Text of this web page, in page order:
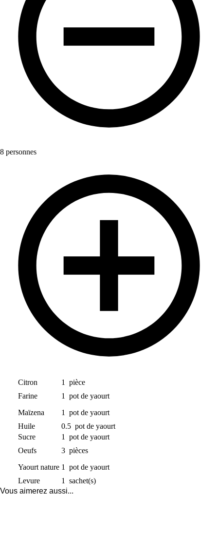
8 personnes
Citron 1
pièce
Farine
1
pot de yaourt
Maïzena
1
pot de yaourt
Huile
0.5 pot de yaourt
Sucre
1
pot de yaourt
Oeufs
3 pièces
Yaourt nature 1
pot de yaourt
Levure
1
sachet(s)
Vous aimerez aussi...